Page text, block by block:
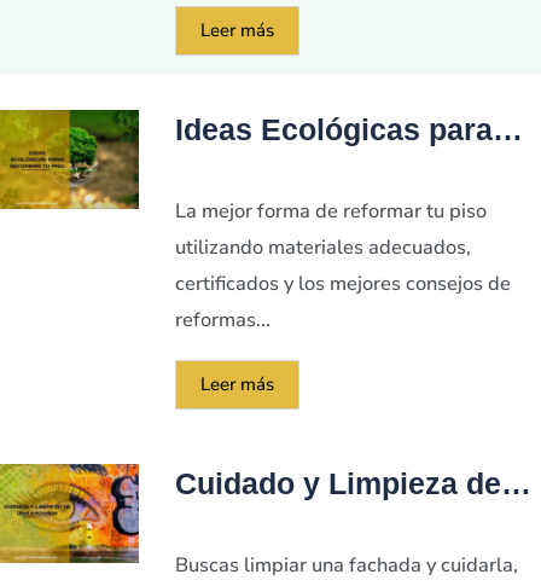
Leer más
Ideas Ecológicas para
La mejor forma de reformar tu piso
utilizando materiales adecuados,
certificados y los mejores consejos de
reformas...
Leer más
Cuidado y Limpieza de
Buscas limpiar una fachada y cuidarla,